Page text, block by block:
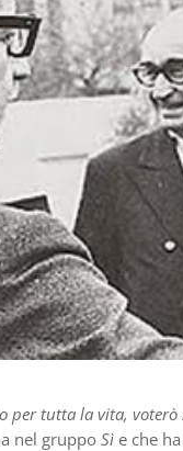
per tutta la vita,
nel gruppo Sì e che